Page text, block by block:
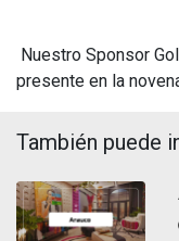
Nuestro Sponsor
presente en la
También puede